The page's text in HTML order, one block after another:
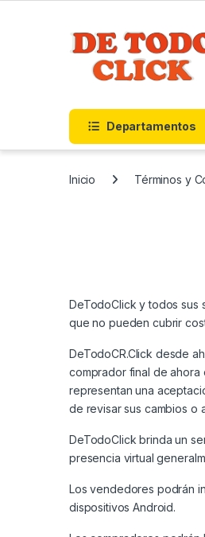
Departamentos
Inicio Términos y
DeTodoClick y todos sus
que no pueden cubrir
DeTodoCR.Click desde
comprador final de ahora
representan una
de revisar sus cambios o
DeTodoClick brinda un
presencia virtual
Los vendedores podrán
dispositivos Android.